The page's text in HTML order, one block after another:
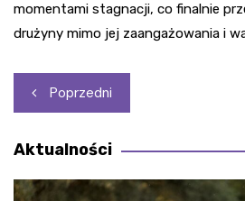
momentami stagnacji, co finalnie
drużyny mimo jej zaangażowania i
Nawigacja
wpisu
Poprzedni
Aktualności